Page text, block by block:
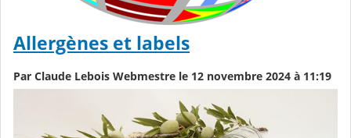
Allergènes et labels
Par Claude Lebois Webmestre le 12 novembre 2024 à 11:19